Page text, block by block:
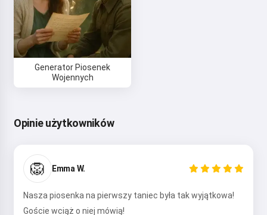
Generator Piosenek
Wojennych
Opinie użytkowników
🦁 Emma W.
Nasza piosenka na pierwszy taniec była tak wyjątkowa!
Goście wciąż o niej mówią!